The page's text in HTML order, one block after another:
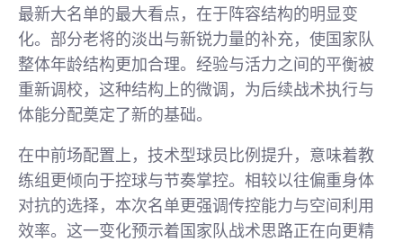
最新大名单的最大看点，在于阵容结构的明显变
化。部分老将的淡出与新锐力量的补充，使国家队
整体年龄结构更加合理。经验与活力之间的平衡被
重新调校，这种结构上的微调，为后续战术执行与
体能分配奠定了新的基础。
在中前场配置上，技术型球员比例提升，意味着教
练组更倾向于控球与节奏掌控。相较以往偏重身体
对抗的选择，本次名单更强调传控能力与空间利用
效率。这一变化预示着国家队战术思路正在向更精